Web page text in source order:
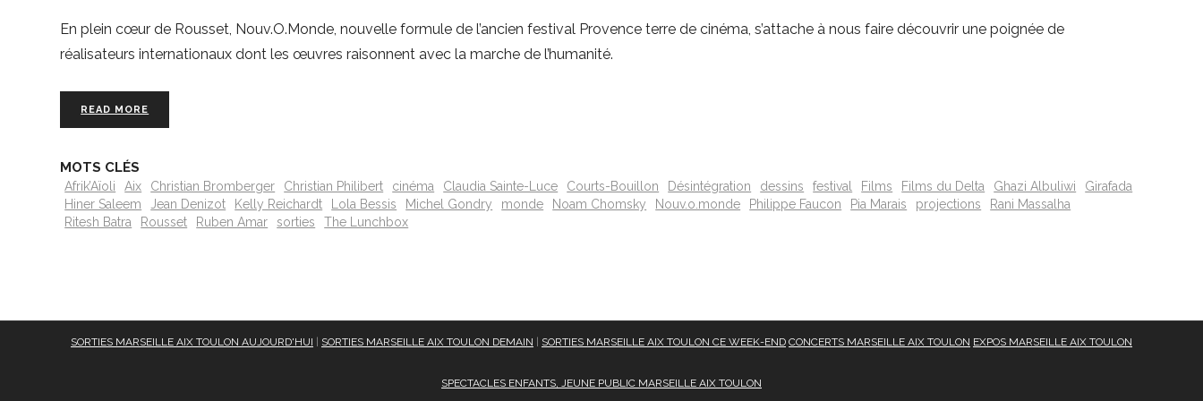
En plein cœur de Rousset, Nouv.O.Monde, nouvelle formule de l’ancien festival Provence terre de cinéma, s’attache à nous faire découvrir une poignée de
réalisateurs internationaux dont les œuvres raisonnent avec la marche de l’humanité.
READ MORE
MOTS CLÉS
Afrik’Aïoli Aix Christian Bromberger Christian Philibert cinéma Claudia Sainte-Luce Courts-Bouillon Désintégration dessins festival Films Films du Delta Ghazi Albuliwi
Girafada
Hiner Saleem
Jean Denizot Kelly Reichardt Lola Bessis Michel Gondry monde Noam Chomsky Nouv.o.monde Philippe Faucon Pia Marais projections
Rani Massalha
Ritesh Batra
Rousset Ruben Amar sorties The Lunchbox
SORTIES MARSEILLE AIX TOULON AUJOURD'HUI SORTIES MARSEILLE AIX TOULON DEMAIN SORTIES MARSEILLE AIX TOULON CE WEEK-END CONCERTS MARSEILLE AIX TOULON EXPOS MARSEILLE AIX TOULON
SPECTACLES ENFANTS, JEUNE PUBLIC MARSEILLE AIX TOULON